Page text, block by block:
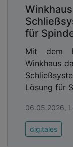
für
Mit dem
Winkhaus
Lösung für
06.05.2026,
digitales